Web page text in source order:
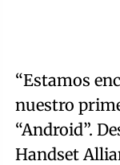
“Estamos
nuestro
“Android”.
Handset